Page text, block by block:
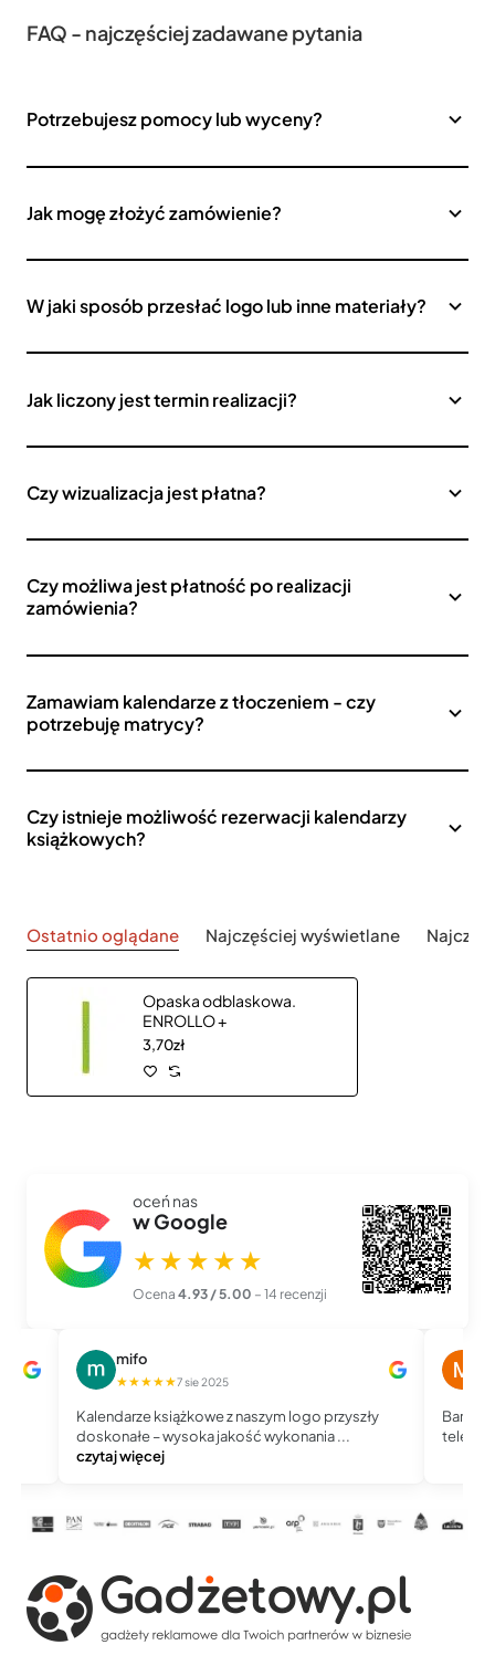
FAQ - najczęściej zadawane pytania
Potrzebujesz pomocy lub wyceny?
Jak mogę złożyć zamówienie?
W jaki sposób przesłać logo lub inne materiały?
Jak liczony jest termin realizacji?
Czy wizualizacja jest płatna?
Czy możliwa jest płatność po realizacji
zamówienia?
Zamawiam kalendarze z tłoczeniem - czy
potrzebuję matrycy?
Czy istnieje możliwość rezerwacji kalendarzy
książkowych?
Ostatnio oglądane Najczęściej wyświetlane
Opaska odblaskowa.
ENROLLO +
3,70zł
oceń nas
w Google
★★★★★
Ocena 4.93 / 5.00 – 14 recenzji
mifo
★★★★★7 sie 2025
Kalendarze książkowe z naszym logo przyszły
doskonałe – wysoka jakość wykonania ...
czytaj więcej
Bardzo